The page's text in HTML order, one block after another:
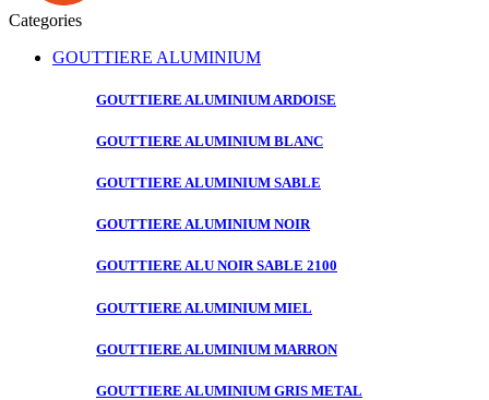
Categories
GOUTTIERE ALUMINIUM
GOUTTIERE ALUMINIUM ARDOISE
GOUTTIERE ALUMINIUM BLANC
GOUTTIERE ALUMINIUM SABLE
GOUTTIERE ALUMINIUM NOIR
GOUTTIERE ALU NOIR SABLE 2100
GOUTTIERE ALUMINIUM MIEL
GOUTTIERE ALUMINIUM MARRON
GOUTTIERE ALUMINIUM GRIS METAL